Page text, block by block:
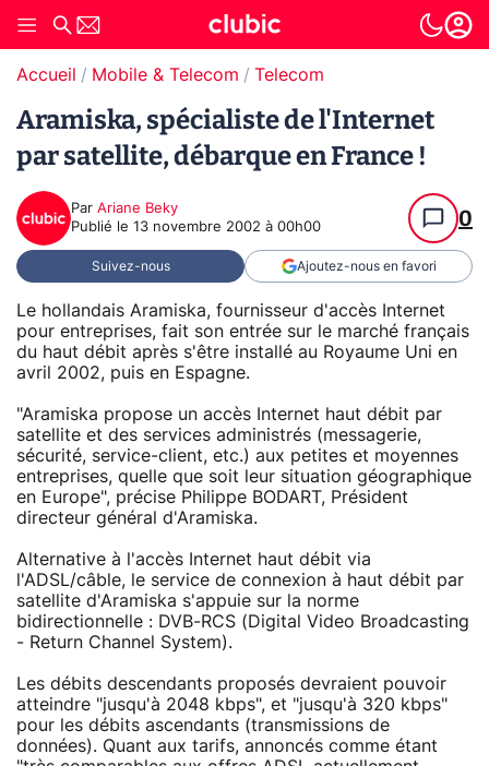
Accueil Mobile & Telecom Telecom
Aramiska, spécialiste de l'Internet
par satellite, débarque en France !
Par Ariane Beky
Publié le 13 novembre 2002 à 00h00 0
Suivez-nous Ajoutez-nous en favori
Le hollandais Aramiska, fournisseur d'accès Internet
pour entreprises, fait son entrée sur le marché français
du haut débit après s'être installé au Royaume Uni en
avril 2002, puis en Espagne.
"Aramiska propose un accès Internet haut débit par
satellite et des services administrés (messagerie,
sécurité, service-client, etc.) aux petites et moyennes
entreprises, quelle que soit leur situation géographique
en Europe", précise Philippe BODART, Président
directeur général d'Aramiska.
Alternative à l'accès Internet haut débit via
l'ADSL/câble, le service de connexion à haut débit par
satellite d'Aramiska s'appuie sur la norme
bidirectionnelle : DVB-RCS (Digital Video Broadcasting
- Return Channel System).
Les débits descendants proposés devraient pouvoir
atteindre "jusqu'à 2048 kbps", et "jusqu'à 320 kbps"
pour les débits ascendants (transmissions de
données). Quant aux tarifs, annoncés comme étant